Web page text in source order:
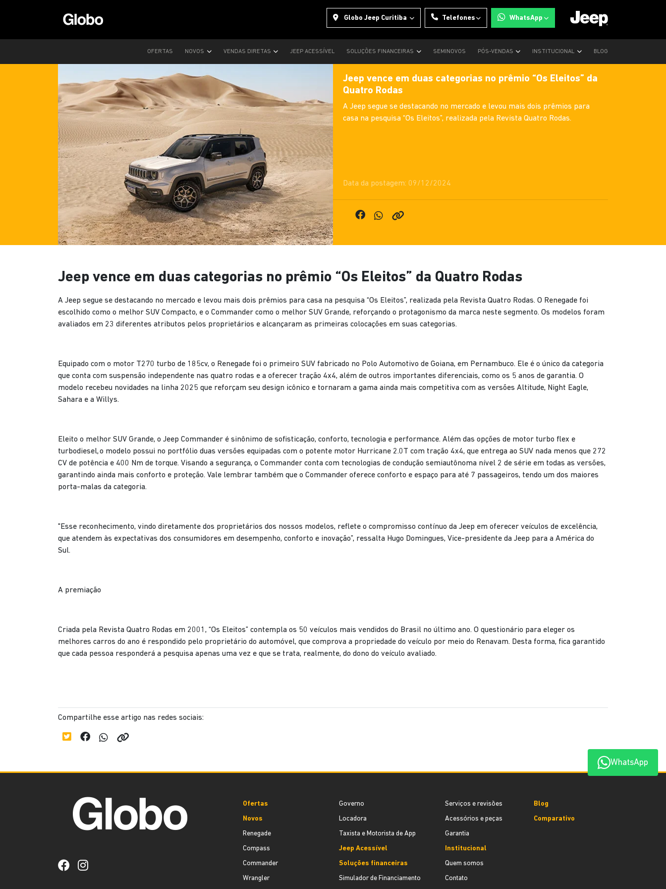
Globo Jeep Curitiba Telefones WhatsApp
OFERTAS NOVOS VENDAS DIRETAS JEEP ACESSÍVEL SOLUÇÕES FINANCEIRAS SEMINOVOS PÓS-VENDAS INSTITUCIONAL BLOG
Jeep vence em duas categorias no prêmio “Os Eleitos” da
Quatro Rodas
A Jeep segue se destacando no mercado e levou mais dois prêmios para
casa na pesquisa “Os Eleitos”, realizada pela Revista Quatro Rodas.
Data da postagem: 09/12/2024
Jeep vence em duas categorias no prêmio “Os Eleitos” da Quatro Rodas
A Jeep segue se destacando no mercado e levou mais dois prêmios para casa na pesquisa “Os Eleitos”, realizada pela Revista Quatro Rodas. O Renegade foi
escolhido como o melhor SUV Compacto, e o Commander como o melhor SUV Grande, reforçando o protagonismo da marca neste segmento. Os modelos foram
avaliados em 23 diferentes atributos pelos proprietários e alcançaram as primeiras colocações em suas categorias.
Equipado com o motor T270 turbo de 185cv, o Renegade foi o primeiro SUV fabricado no Polo Automotivo de Goiana, em Pernambuco. Ele é o único da categoria
que conta com suspensão independente nas quatro rodas e a oferecer tração 4x4, além de outros importantes diferenciais, como os 5 anos de garantia. O
modelo recebeu novidades na linha 2025 que reforçam seu design icônico e tornaram a gama ainda mais competitiva com as versões Altitude, Night Eagle,
Sahara e a Willys.
Eleito o melhor SUV Grande, o Jeep Commander é sinônimo de sofisticação, conforto, tecnologia e performance. Além das opções de motor turbo flex e
turbodiesel, o modelo possui no portfólio duas versões equipadas com o potente motor Hurricane 2.0T com tração 4x4, que entrega ao SUV nada menos que 272
CV de potência e 400 Nm de torque. Visando a segurança, o Commander conta com tecnologias de condução semiautônoma nível 2 de série em todas as versões,
garantindo ainda mais conforto e proteção. Vale lembrar também que o Commander oferece conforto e espaço para até 7 passageiros, tendo um dos maiores
porta-malas da categoria.
"Esse reconhecimento, vindo diretamente dos proprietários dos nossos modelos, reflete o compromisso contínuo da Jeep em oferecer veículos de excelência,
que atendem às expectativas dos consumidores em desempenho, conforto e inovação”, ressalta Hugo Domingues, Vice-presidente da Jeep para a América do
Sul.
A premiação
Criada pela Revista Quatro Rodas em 2001, “Os Eleitos” contempla os 50 veículos mais vendidos do Brasil no último ano. O questionário para eleger os
melhores carros do ano é respondido pelo proprietário do automóvel, que comprova a propriedade do veículo por meio do Renavam. Desta forma, fica garantido
que cada pessoa responderá a pesquisa apenas uma vez e que se trata, realmente, do dono do veículo avaliado.
Compartilhe esse artigo nas redes sociais:
WhatsApp
Ofertas
Novos
Renegade
Compass
Commander
Wrangler
Governo
Locadora
Taxista e Motorista de App
Jeep Acessível
Soluções financeiras
Simulador de Financiamento
Serviços e revisões
Acessórios e peças
Garantia
Institucional
Quem somos
Contato
Blog
Comparativo